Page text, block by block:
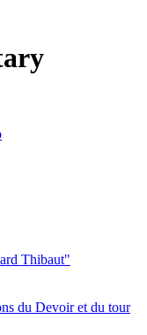
Thibaut"
du Devoir et du tour